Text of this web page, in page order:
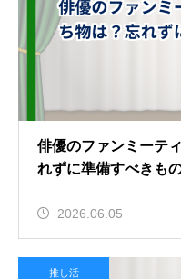
俳優のファンミーテ
れずに準備すべきも
2026.06.05
推し活